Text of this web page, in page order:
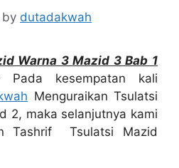
by dutadakwah
Warna 3 Mazid 3 Bab 1
Pada kesempatan kali
Menguraikan Tsulatsi
2, maka selanjutnya kami
Tashrif Tsulatsi Mazid